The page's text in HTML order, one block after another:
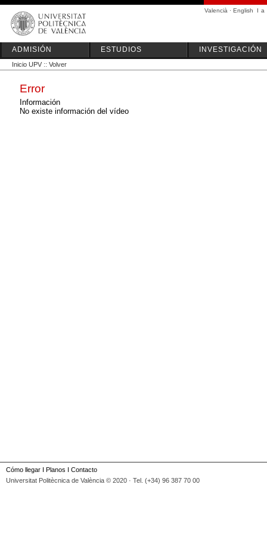
Valencià · English I a
ADMISIÓN ESTUDIOS INVESTIGACIÓN
Inicio UPV :: Volver
Error
Información
No existe información del vídeo
Cómo llegar I Planos I Contacto
Universitat Politècnica de València © 2020 · Tel. (+34) 96 387 70 00